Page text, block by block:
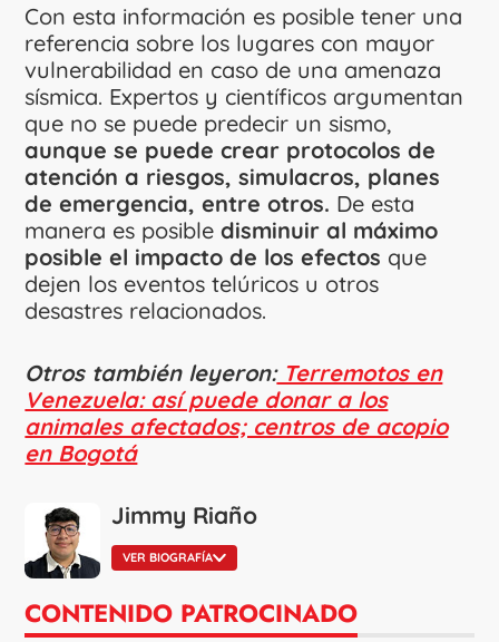
Con esta información es posible tener una
referencia sobre los lugares con mayor
vulnerabilidad en caso de una amenaza
sísmica. Expertos y científicos argumentan
que no se puede predecir un sismo,
aunque se puede crear protocolos de
atención a riesgos, simulacros, planes
de emergencia, entre otros. De esta
manera es posibledisminuir al máximo
posible el impacto de los efectos que
dejen los eventos telúricos u otros
desastres relacionados.
Otros también leyeron:Terremotos en
Venezuela: así puede donar a los
animales afectados; centros de acopio
en Bogotá
Jimmy Riaño
VER BIOGRAFÍA
CONTENIDO PATROCINADO